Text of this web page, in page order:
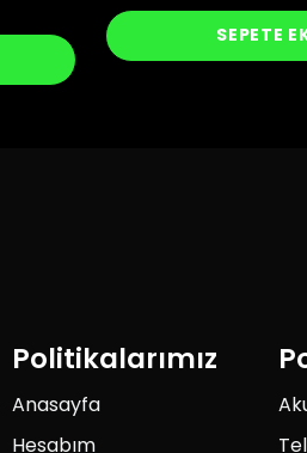
SEPETE
Politikalarımız
Anasayfa
Hesabım